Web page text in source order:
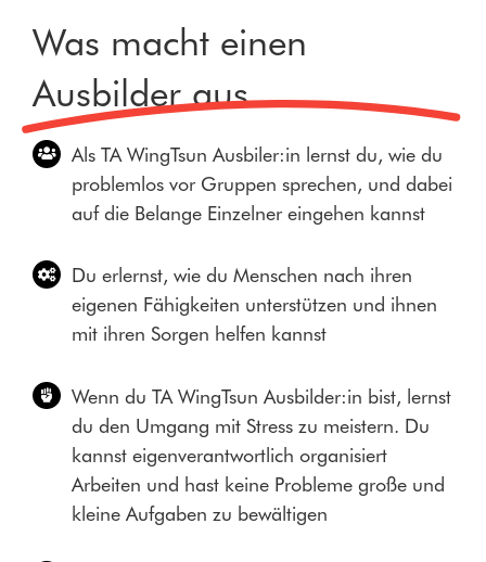
Was macht einen
Ausbilder aus
Als TA WingTsun Ausbiler:in lernst du, wie du
problemlos vor Gruppen sprechen, und dabei
auf die Belange Einzelner eingehen kannst
Du erlernst, wie du Menschen nach ihren
eigenen Fähigkeiten unterstützen und ihnen
mit ihren Sorgen helfen kannst
Wenn du TA WingTsun Ausbilder:in bist, lernst
du den Umgang mit Stress zu meistern. Du
kannst eigenverantwortlich organisiert
Arbeiten und hast keine Probleme große und
kleine Aufgaben zu bewältigen